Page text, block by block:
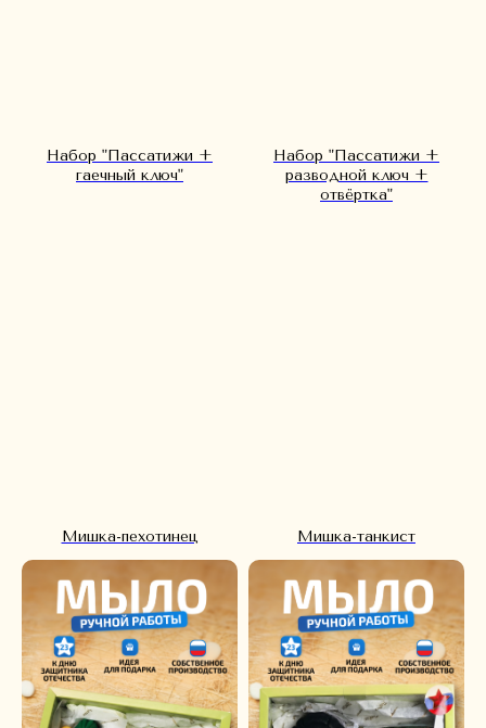
Набор "Пассатижи +
гаечный ключ"
Набор "Пассатижи +
разводной ключ +
отвёртка"
Мишка-пехотинец Мишка-танкист